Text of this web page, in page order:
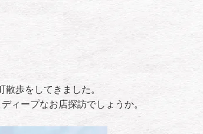
歩をしてきました。
ィープなお店探訪でしょうか。